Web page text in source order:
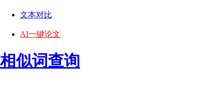
文本对比
AI一键论文
相似词查询